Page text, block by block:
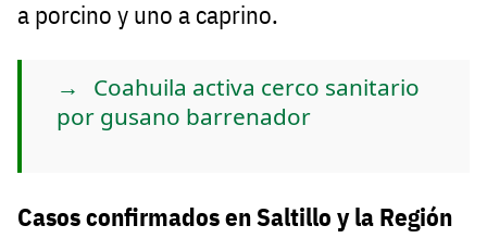
a porcino y uno a caprino.
Coahuila activa cerco sanitario
por gusano barrenador
Casos confirmados en Saltillo y la Región